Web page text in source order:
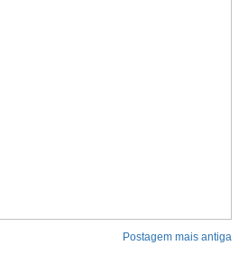
Postagem mais antiga